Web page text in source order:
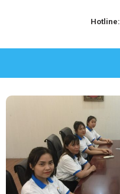
Hotline: